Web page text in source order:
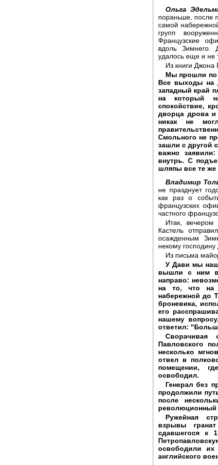
Ольга
пораньше, после
самой
групп
Французские
вдоль Зимнего.
удалось еще и не
Из книги Джона
Мы прошли по
Все выходы на
западный край
на который
спокойствие,
дворца дрова
никак не
Смольного не
зашли с другой
важно
внутрь. С
шляпы все те
Владимир
не празднует
как раз о
французских
частного
Итак,
Кастель
осажденным
некому господину
Из письма
У Дави мы
вышли с ним
направо:
на то, что на
набережной до
броневика,
его
нашему
ответил:
Павловского
несколько
отвел в
помещении,
освободил.
Генерал без
продолжили
после
революционный
Ружейная
взрывы
сдавшегося к
освободили их
английского